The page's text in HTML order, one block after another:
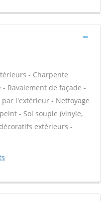
- Charpente
Ravalement de façade -
l'extérieur - Nettoyage
- Sol souple (vinyle,
extérieurs -